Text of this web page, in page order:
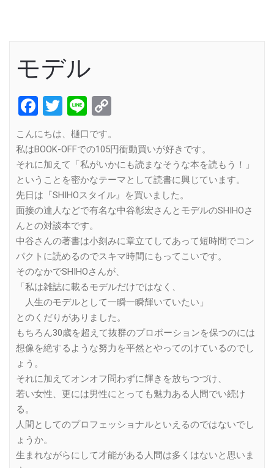
モデル
Facebook
Twitter
Line
こんにちは、樋口です。
私はBOOK-OFFでの105円衝動買いが好きです。
それに加えて「私がいかにも読まなそうな本を読もう！」
ということを密かなテーマとして読書に興じています。
先日は『SHIHOスタイル』を買いました。
面接の達人などで有名な中谷彰宏さんとモデルのSHIHOさ
んとの対談本です。
中谷さんの著書は小刻みに章立てしてあって短時間でコン
パクトに読めるのでスキマ時間にもってこいです。
そのなかでSHIHOさんが、
「私は雑誌に載るモデルだけではなく、
人生のモデルとして一瞬一瞬輝いていたい」
とのくだりがありました。
もちろん30歳を超えて抜群のプロポーションを保つのには
想像を絶するような努力を平然とやってのけているのでし
ょう。
それに加えてオンオフ問わずに輝きを放ちつづけ、
若い女性、更には男性にとっても魅力ある人間でい続け
る。
人間としてのプロフェッショナルといえるのではないでし
ょうか。
生まれながらにして才能がある人間は多くはないと思いま